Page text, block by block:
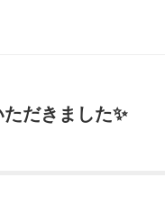
だきました✨